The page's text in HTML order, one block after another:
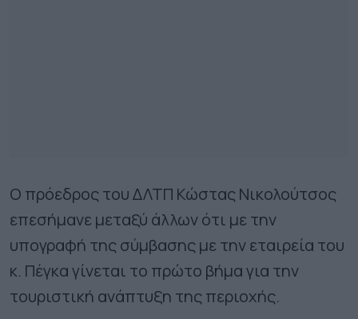
Ο πρόεδρος του ΔΛΤΠ Κώστας Νικολούτσος
επεσήμανε μεταξύ άλλων ότι με την
υπογραφή της σύμβασης με την εταιρεία του
κ. Πέγκα γίνεται το πρώτο βήμα για την
τουριστική ανάπτυξη της περιοχής.